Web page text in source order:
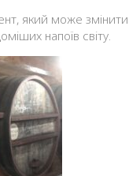
який може змінити
напоїв світу.